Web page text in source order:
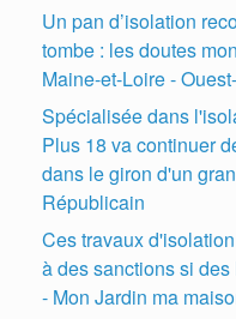
Un pan d’isolation
tombe : les doutes
Maine-et-Loire -
Spécialisée dans
Plus 18 va continuer
dans le giron d'un
Républicain
Ces travaux
à des sanctions si
- Mon Jardin ma